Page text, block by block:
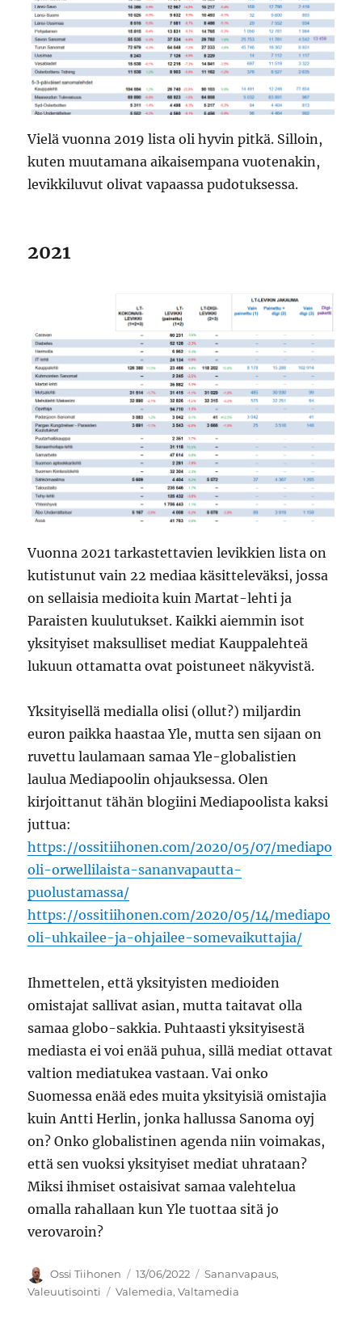
Vielä vuonna 2019 lista oli hyvin pitkä. Silloin,
kuten muutamana aikaisempana vuotenakin,
levikkiluvut olivat vapaassa pudotuksessa.
2021
Vuonna 2021 tarkastettavien levikkien lista on
kutistunut vain 22 mediaa käsitteleväksi, jossa
on sellaisia medioita kuin Martat-lehti ja
Paraisten kuulutukset. Kaikki aiemmin isot
yksityiset maksulliset mediat Kauppalehteä
lukuun ottamatta ovat poistuneet näkyvistä.
Yksityisellä medialla olisi (ollut?) miljardin
euron paikka haastaa Yle, mutta sen sijaan on
ruvettu laulamaan samaa Yle-globalistien
laulua Mediapoolin ohjauksessa. Olen
kirjoittanut tähän blogiini Mediapoolista kaksi
juttua:
https://ossitiihonen.com/2020/05/07/mediapo
oli-orwellilaista-sananvapautta-
puolustamassa/
https://ossitiihonen.com/2020/05/14/mediapo
oli-uhkailee-ja-ohjailee-somevaikuttajia/
Ihmettelen, että yksityisten medioiden
omistajat sallivat asian, mutta taitavat olla
samaa globo-sakkia. Puhtaasti yksityisestä
mediasta ei voi enää puhua, sillä mediat ottavat
valtion mediatukea vastaan. Vai onko
Suomessa enää edes muita yksityisiä omistajia
kuin Antti Herlin, jonka hallussa Sanoma oyj
on? Onko globalistinen agenda niin voimakas,
että sen vuoksi yksityiset mediat uhrataan?
Miksi ihmiset ostaisivat samaa valehtelua
omalla rahallaan kun Yle tuottaa sitä jo
verovaroin?
Kirjoittaja
Ossi Tiihonen Julkaistu
13/06/2022 Kategoriat
Sananvapaus,
Valeuutisointi
Avainsanat
Valemedia,Valtamedia